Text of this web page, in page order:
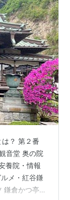
？ 第２番
音堂 奥の院
養院・情報
メ・紅谷鎌
鎌倉かつ亭